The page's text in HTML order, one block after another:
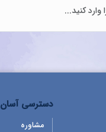
دسترسی آسان
مشاوره